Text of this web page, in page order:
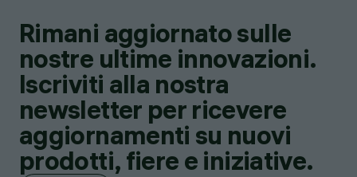
Rimani aggiornato sulle
nostre ultime innovazioni.
Iscriviti alla nostra
newsletter per ricevere
aggiornamenti su nuovi
prodotti, fiere e iniziative.